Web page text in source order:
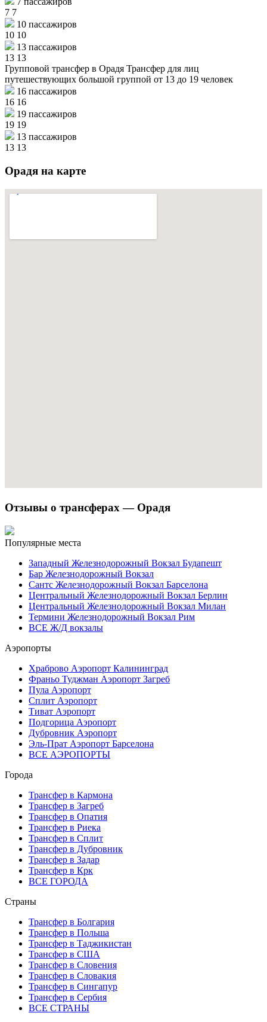
7 7
10 пассажиров
10 10
13 пассажиров
13 13
Групповой трансфер в Орадя Трансфер для лиц
путешествующих большой группой от 13 до 19 человек
16 пассажиров
16 16
19 пассажиров
19 19
13 пассажиров
13 13
Орадя на карте
Отзывы о трансферах — Орадя
Популярные места
Западный Железнодорожный Вокзал Будапешт
Бар Железнодорожный Вокзал
Сантс Железнодорожный Вокзал Барселона
Центральный Железнодорожный Вокзал Берлин
Центральный Железнодорожный Вокзал Милан
Термини Железнодорожный Вокзал Рим
ВСЕ Ж/Д вокзалы
Аэропорты
Храброво Аэропорт Калининград
Франьо Туджман Аэропорт Загреб
Пула Аэропорт
Сплит Аэропорт
Тиват Аэропорт
Подгорица Аэропорт
Дубровник Аэропорт
Эль-Прат Аэропорт Барселона
ВСЕ АЭРОПОРТЫ
Города
Трансфер в Кармона
Трансфер в Загреб
Трансфер в Опатия
Трансфер в Риека
Трансфер в Сплит
Трансфер в Дубровник
Трансфер в Задар
Трансфер в Крк
ВСЕ ГОРОДА
Страны
Трансфер в Болгария
Трансфер в Польша
Трансфер в Таджикистан
Трансфер в США
Трансфер в Словения
Трансфер в Словакия
Трансфер в Сингапур
Трансфер в Сербия
ВСЕ СТРАНЫ